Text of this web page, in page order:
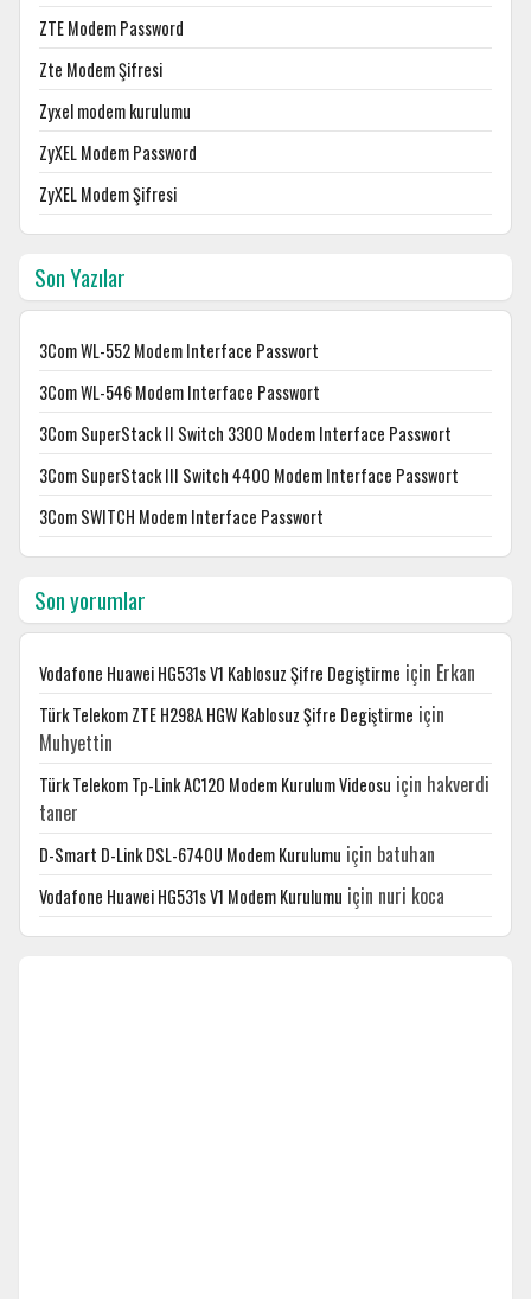
ZTE Modem Password
Zte Modem Şifresi
Zyxel modem kurulumu
ZyXEL Modem Password
ZyXEL Modem Şifresi
Son Yazılar
3Com WL-552 Modem Interface Passwort
3Com WL-546 Modem Interface Passwort
3Com SuperStack II Switch 3300 Modem Interface Passwort
3Com SuperStack III Switch 4400 Modem Interface Passwort
3Com SWITCH Modem Interface Passwort
Son yorumlar
Vodafone Huawei HG531s V1 Kablosuz Şifre Degiştirme için Erkan
Türk Telekom ZTE H298A HGW Kablosuz Şifre Degiştirme için
Muhyettin
Türk Telekom Tp-Link AC120 Modem Kurulum Videosu için hakverdi
taner
D-Smart D-Link DSL-6740U Modem Kurulumu için batuhan
Vodafone Huawei HG531s V1 Modem Kurulumu için nuri koca